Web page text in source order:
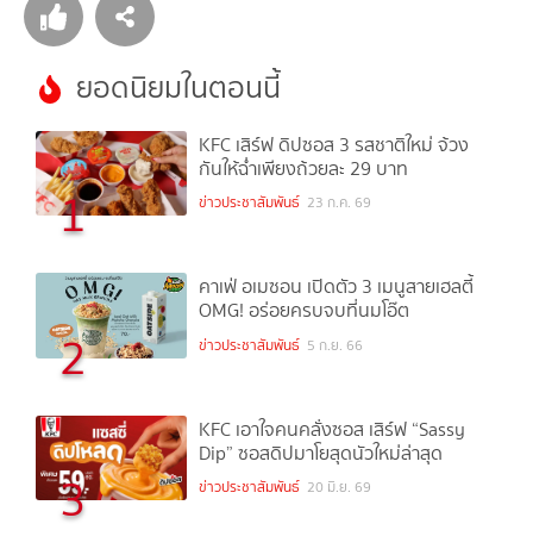
ยอดนิยมในตอนนี้
1
KFC เสิร์ฟ ดิปซอส 3 รสชาติใหม่ จ้วง
กันให้ฉ่ำเพียงถ้วยละ 29 บาท
ข่าวประชาสัมพันธ์ 23 ก.ค. 69
2
คาเฟ่ อเมซอน เปิดตัว 3 เมนูสายเฮลตี้
OMG! อร่อยครบจบที่นมโอ๊ต
ข่าวประชาสัมพันธ์ 5 ก.ย. 66
3
KFC เอาใจคนคลั่งซอส เสิร์ฟ “Sassy
Dip” ซอสดิปมาโยสุดนัวใหม่ล่าสุด
ข่าวประชาสัมพันธ์ 20 มิ.ย. 69